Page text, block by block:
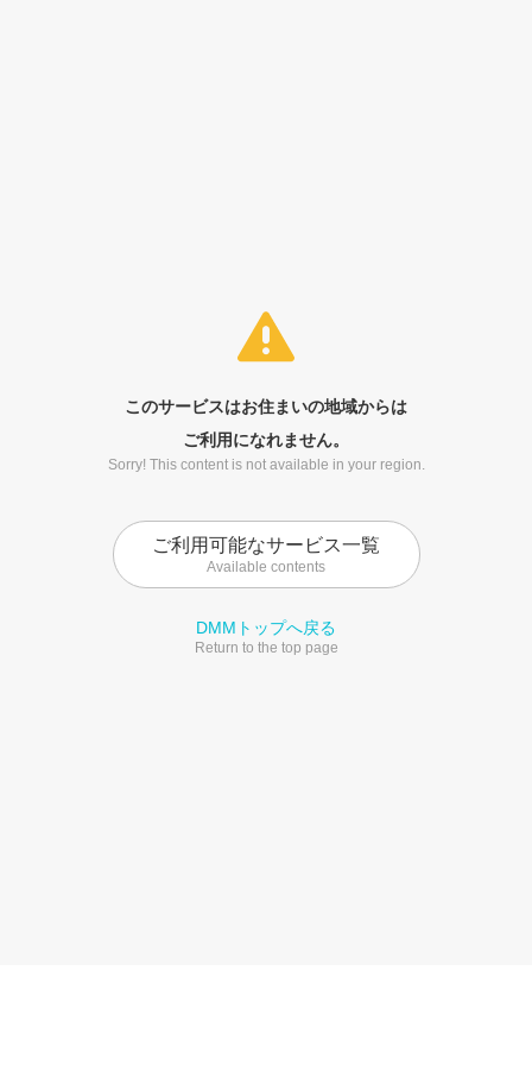
このサービスはお住まいの地域からは
ご利用になれません。
Sorry! This content is not available in your region.
ご利用可能なサービス一覧
Available contents
DMMトップへ戻る
Return to the top page